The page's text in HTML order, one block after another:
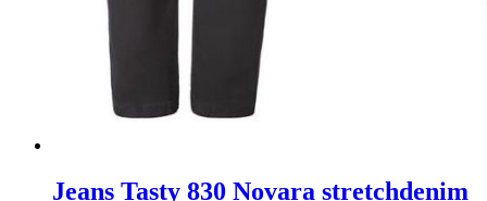
Jeans Tasty 830 Novara stretchdenim